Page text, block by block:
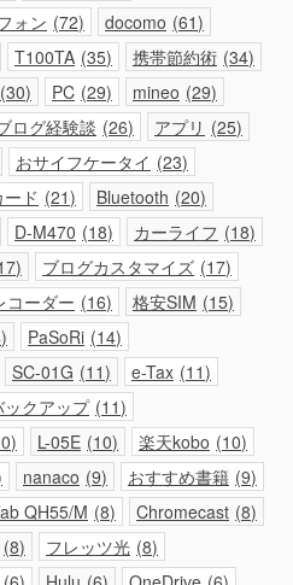
ォン 72 docomo 61
T100TA 35 携帯節約術 34
30 PC 29 mineo 29
ログ経験談 26 アプリ
25
おサイフケータイ 23
ド 21 Bluetooth 20
D-M470 18 カーライフ
18
ブログカスタマイズ 17
コーダー 16 格安SIM 15
PaSoRi 14
SC-01G 11 e-Tax 11
ックアップ 11
L-05E 10 楽天kobo 10
nanaco 9 おすすめ書籍 9
QH55/M 8 Chromecast 8
8 フレッツ光 8